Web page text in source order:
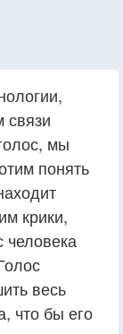
мы
понять
крики,
человека
весь
что бы его